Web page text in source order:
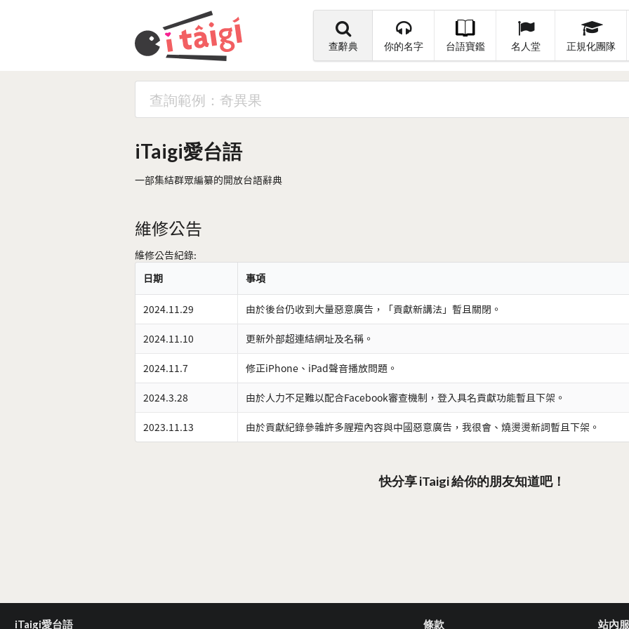
查辭典 你的名字 台語寶鑑 名人堂 正規化團隊
iTaigi愛台語
一部集結群眾編纂的開放台語辭典
維修公告
維修公告紀錄:
日期
事項
2024.11.29 由於後台仍收到大量惡意廣告，「貢獻新講法」暫且關閉。
2024.11.10 更新外部超連結網址及名稱。
2024.11.7 修正iPhone、iPad聲音播放問題。
2024.3.28 由於人力不足難以配合Facebook審查機制，登入具名貢獻功能暫且下架。
2023.11.13 由於貢獻紀錄參雜許多腥羶內容與中國惡意廣告，我很會、燒燙燙新詞暫且下架。
快分享 iTaigi 給你的朋友知道吧！
iTaigi愛台語 條款 站內